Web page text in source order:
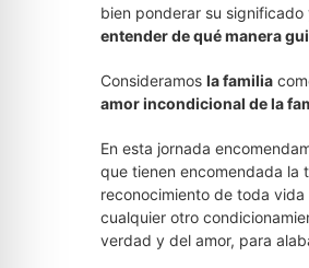
bien ponderar su
entender de qué manera
Consideramos la familia
amor incondicional de la
En esta jornada
que tienen encomendada la
reconocimiento de toda
cualquier otro
verdad y del amor, para